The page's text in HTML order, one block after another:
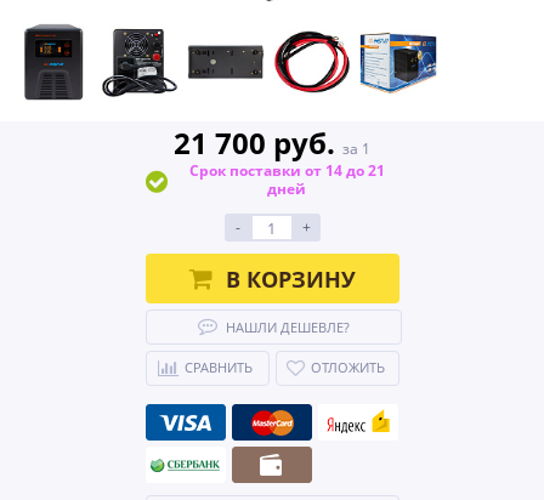
21 700 руб. за 1
Срок поставки от 14 до 21
дней
-
+
В КОРЗИНУ
НАШЛИ ДЕШЕВЛЕ?
СРАВНИТЬ ОТЛОЖИТЬ